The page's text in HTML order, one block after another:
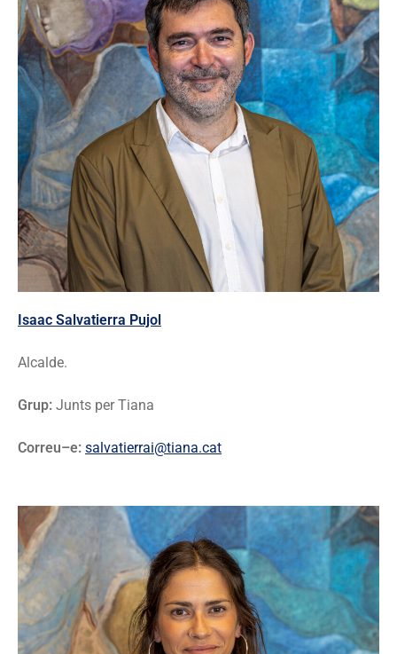
Isaac Salvatierra Pujol
Alcalde.
Grup: Junts per Tiana
Correu–e: salvatierrai@tiana.cat